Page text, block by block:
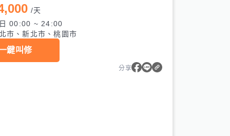
/天
00:00 ~ 24:00
市、新北市、桃園市
鍵叫修
分享